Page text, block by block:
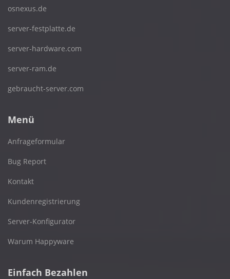
osnexus.de
server-festplatte.de
server-hardware.com
server-ram.de
gebraucht-server.com
Menü
Anfrageformular
Bug Report
Kontakt
Kundenregistrierung
Server-Konfigurator
Warum Happyware
Einfach Bezahlen